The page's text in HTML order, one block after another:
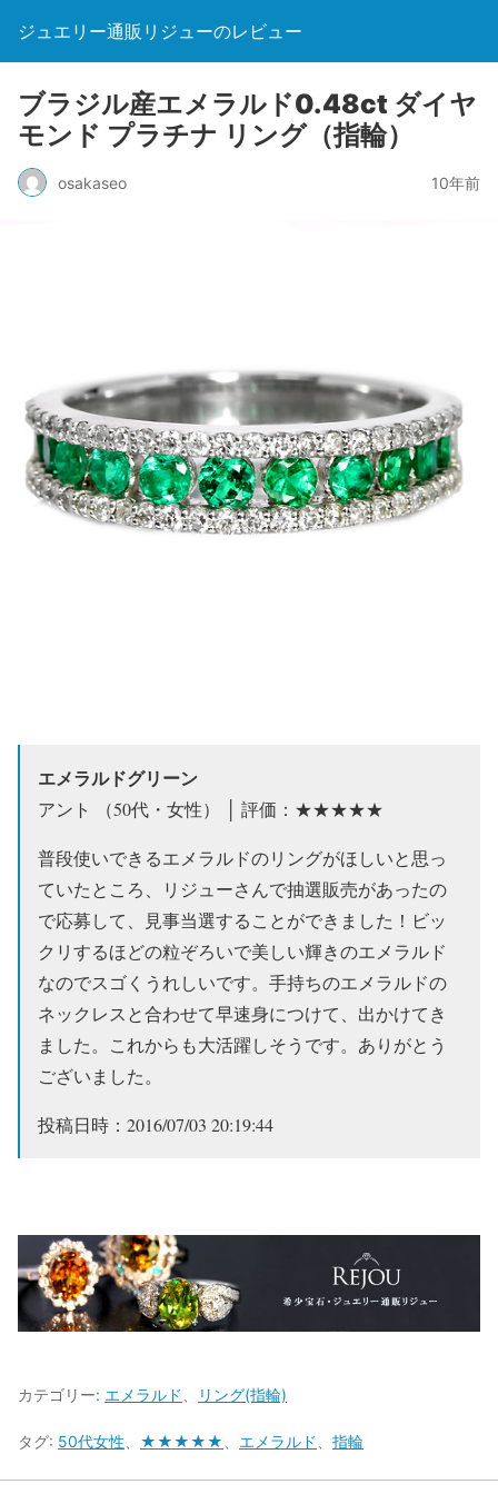
ジュエリー通販リジューのレビュー
ブラジル産エメラルド0.48ct ダイヤ
モンド プラチナ リング（指輪）
osakaseo 10年前
エメラルドグリーン
アント （50代・女性） │ 評価：★★★★★
普段使いできるエメラルドのリングがほしいと思っ
ていたところ、リジューさんで抽選販売があったの
で応募して、見事当選することができました！ビッ
クリするほどの粒ぞろいで美しい輝きのエメラルド
なのでスゴくうれしいです。手持ちのエメラルドの
ネックレスと合わせて早速身につけて、出かけてき
ました。これからも大活躍しそうです。ありがとう
ございました。
投稿日時：2016/07/03 20:19:44
カテゴリー: エメラルド リング(指輪)
タグ: 50代女性 ★★★★★ エメラルド 指輪